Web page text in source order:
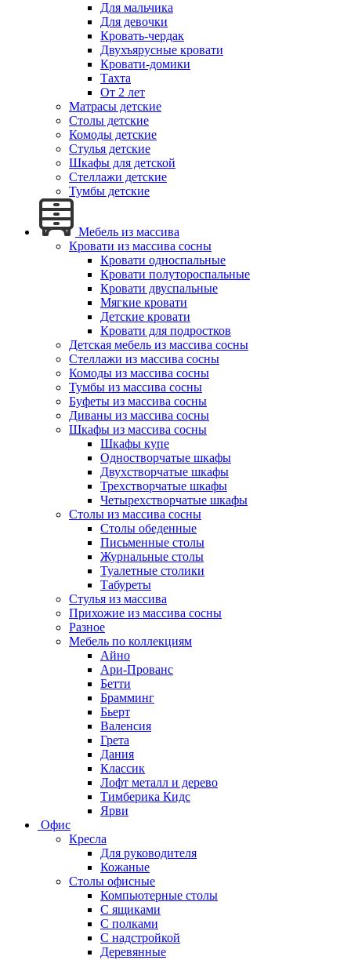
Для мальчика
Для девочки
Кровать-чердак
Двухъярусные кровати
Кровати-домики
Тахта
От 2 лет
Матрасы детские
Столы детские
Комоды детские
Стулья детские
Шкафы для детской
Стеллажи детские
Тумбы детские
Мебель из массива
Кровати из массива сосны
Кровати односпальные
Кровати полутороспальные
Кровати двуспальные
Мягкие кровати
Детские кровати
Кровати для подростков
Детская мебель из массива сосны
Стеллажи из массива сосны
Комоды из массива сосны
Тумбы из массива сосны
Буфеты из массива сосны
Диваны из массива сосны
Шкафы из массива сосны
Шкафы купе
Одностворчатые шкафы
Двухстворчатые шкафы
Трехстворчатые шкафы
Четырехстворчатые шкафы
Столы из массива сосны
Столы обеденные
Письменные столы
Журнальные столы
Туалетные столики
Табуреты
Стулья из массива
Прихожие из массива сосны
Разное
Мебель по коллекциям
Айно
Ари-Прованс
Бетти
Брамминг
Бьерт
Валенсия
Грета
Дания
Классик
Лофт металл и дерево
Тимберика Кидс
Ярви
Офис
Кресла
Для руководителя
Кожаные
Столы офисные
Компьютерные столы
С ящиками
С полками
С надстройкой
Деревянные